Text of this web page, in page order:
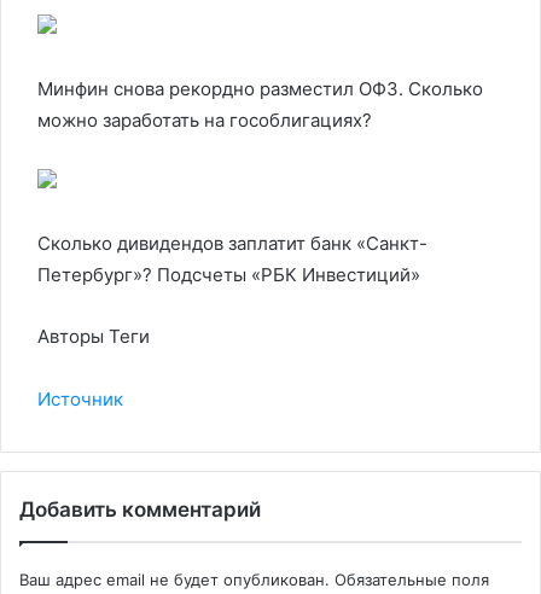
Минфин снова рекордно разместил ОФЗ. Сколько
можно заработать на гособлигациях?
Сколько дивидендов заплатит банк «Санкт-
Петербург»? Подсчеты «РБК Инвестиций»
Авторы Теги
Источник
Добавить комментарий
Ваш адрес email не будет опубликован. Обязательные поля